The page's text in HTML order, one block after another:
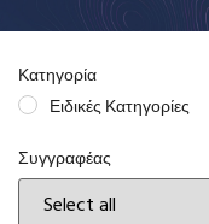
Κατηγορία
Ειδικές Κατηγορίες
Συγγραφέας